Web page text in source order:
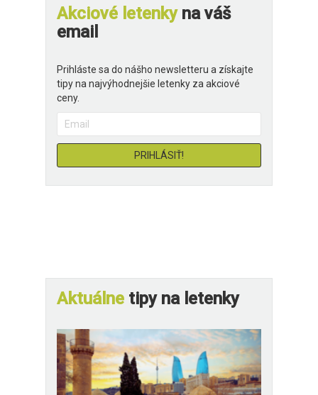
Akciové letenkyna váš
email
Prihláste sa do nášho newsletteru a získajte
tipy na najvýhodnejšie letenky za akciové
ceny.
Aktuálne tipy na letenky